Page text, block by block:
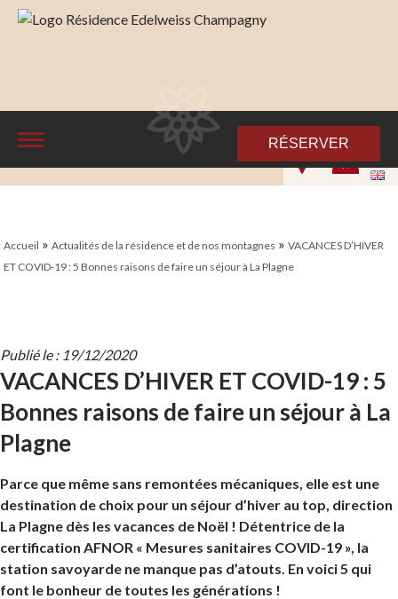
RÉSERVER
Accueil »Actualités de la résidence et de nos montagnes »VACANCES D’HIVER
ET COVID-19 : 5 Bonnes raisons de faire un séjour à La Plagne
Publié le : 19/12/2020
VACANCES D’HIVER ET COVID-19 : 5
Bonnes raisons de faire un séjour à La
Plagne
Parce que même sans remontées mécaniques, elle est une
destination de choix pour un séjour d’hiver au top, direction
La Plagne dès les vacances de Noël ! Détentrice de la
certification AFNOR « Mesures sanitaires COVID-19 », la
station savoyarde ne manque pas d’atouts. En voici 5 qui
font le bonheur de toutes les générations !